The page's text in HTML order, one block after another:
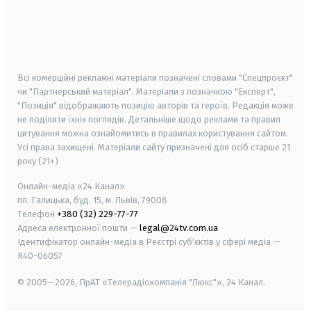
Всі комерційні рекламні матеріали позначені словами "Спецпроєкт"
чи "Партнерський матеріал". Матеріали з позначкою "Експерт",
"Позиція" відображають позицію авторів та героїв. Редакція може
не поділяти їхніх поглядів. Детальніше щодо реклами та правил
цитування можна ознайомитись в правилах користування сайтом.
Усі права захищені. Матеріали сайту призначені для осіб старше 21
року (21+)
Онлайн-медіа «24 Канал»
пл. Галицька, буд. 15, м. Львів, 79008
Телефон +380 (32) 229-77-77
Адреса електронної пошти — legal@24tv.com.ua
Ідентифікатор онлайн-медіа в Реєстрі суб'єктів у сфері медіа —
R40-06057
© 2005—2026, ПрАТ «Телерадіокомпанія "Люкс"», 24 Канал.